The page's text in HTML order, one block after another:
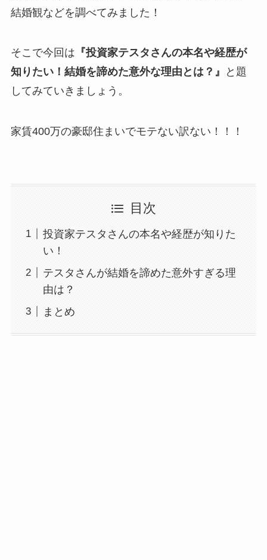
結婚観などを調べてみました！
そこで今回は 『投資家テスタさんの本名や経歴が
知りたい！結婚を諦めた意外な理由とは？』
と題
してみていきましょう。
家賃400万の豪邸住まいでモテない訳ない！！！
目次
投資家テスタさんの本名や経歴が知りた
い！
テスタさんが結婚を諦めた意外すぎる理
由は？
まとめ